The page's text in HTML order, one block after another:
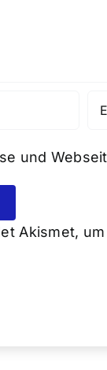
und
Akismet,